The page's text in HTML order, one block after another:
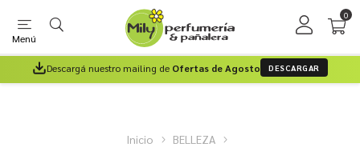
Menú
0
Descargá nuestro mailing de Ofertas de Agosto DESCARGAR
Inicio BELLEZA